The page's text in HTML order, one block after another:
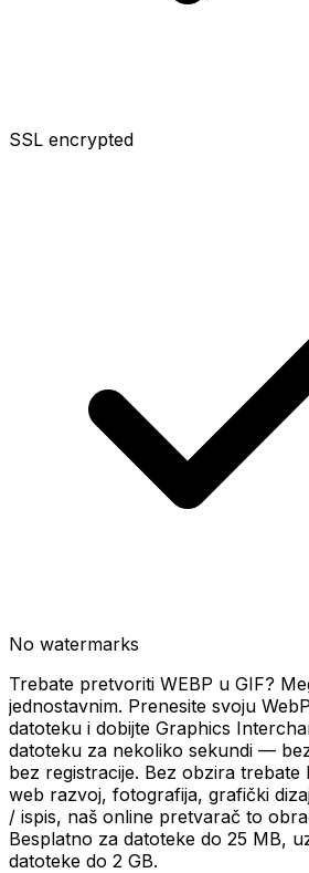
SSL encrypted
No watermarks
Trebate pretvoriti WEBP u GIF?
jednostavnim. Prenesite svoju
datoteku i dobijte Graphics
datoteku za nekoliko sekundi —
bez registracije. Bez obzira
web razvoj, fotografija, grafički
/ ispis, naš online pretvarač to
Besplatno za datoteke do 25 MB,
datoteke do 2 GB.